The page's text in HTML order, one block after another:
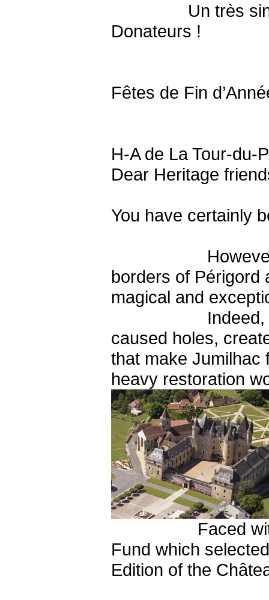
Un très sincère
Donateurs !
Fêtes de Fin
H-A de La Tour-du-
Dear Heritage
You have certainly
However, the
borders of Périgord
magical and
Indeed, the
caused holes,
that make Jumilhac
heavy restoration
Faced with this
Fund which
Edition of the